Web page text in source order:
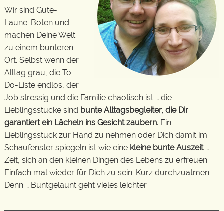
Wir sind Gute-
Laune-Boten und
machen Deine Welt
zu einem bunteren
Ort. Selbst wenn der
Alltag grau, die To-
Do-Liste endlos, der
Job stressig und die Familie chaotisch ist … die
Lieblingsstücke sind bunte Alltagsbegleiter, die Dir
garantiert ein Lächeln ins Gesicht zaubern. Ein
Lieblingsstück zur Hand zu nehmen oder Dich damit im
Schaufenster spiegeln ist wie eine kleine bunte Auszeit…
Zeit, sich an den kleinen Dingen des Lebens zu erfreuen.
Einfach mal wieder für Dich zu sein. Kurz durchzuatmen.
Denn … Buntgelaunt geht vieles leichter.